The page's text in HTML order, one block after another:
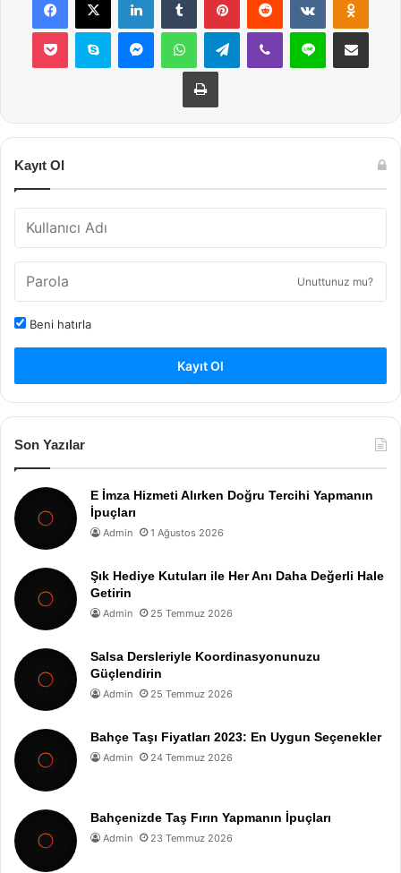
Pocket Skype MessengerWhatsAppTelegramViber Line E-Posta ile
Yazdır
Kayıt Ol
Unuttunuz mu?
Beni hatırla
Kayıt Ol
Son Yazılar
E İmza Hizmeti Alırken Doğru Tercihi Yapmanın
İpuçları
Admin 1 Ağustos 2026
Şık Hediye Kutuları ile Her Anı Daha Değerli Hale
Getirin
Admin 25 Temmuz 2026
Salsa Dersleriyle Koordinasyonunuzu
Güçlendirin
Admin 25 Temmuz 2026
Bahçe Taşı Fiyatları 2023: En Uygun Seçenekler
Admin 24 Temmuz 2026
Bahçenizde Taş Fırın Yapmanın İpuçları
Admin 23 Temmuz 2026